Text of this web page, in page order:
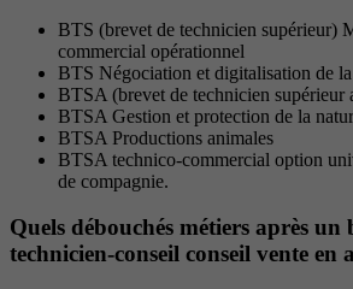
BTS (brevet de technicien supérieur)
commercial opérationnel
BTS Négociation et digitalisation de
BTSA (brevet de technicien supérieur
BTSA Gestion et protection de la
BTSA Productions animales
BTSA technico-commercial option
de compagnie.
Quels débouchés métiers après un
technicien-conseil conseil vente en